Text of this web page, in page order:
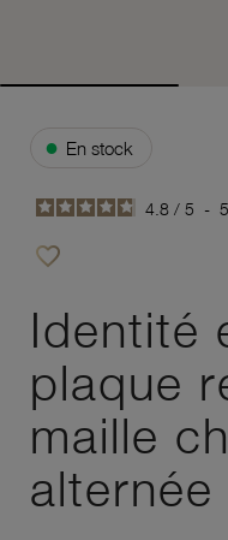
● En stock
4.8 / 5 - 5
favorite_border
Identité
plaque
maille
alternée